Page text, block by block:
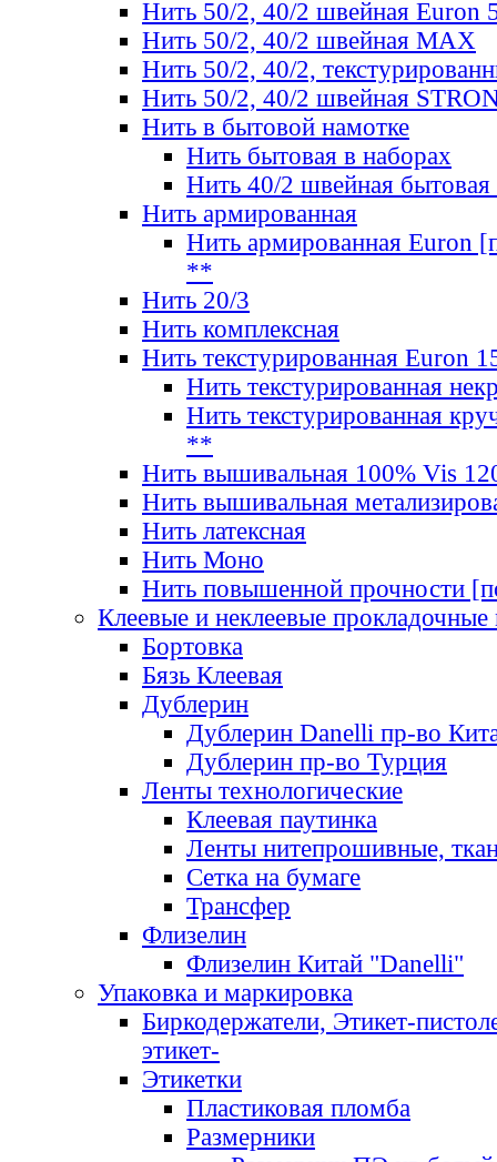
Нить 50/2, 40/2 швейная Euron
Нить 50/2, 40/2 швейная МАХ
Нить 50/2, 40/2,
Нить 50/2, 40/2 швейная
Нить в бытовой намотке
Нить бытовая в наборах
Нить 40/2 швейная бытовая
Нить армированная
Нить армированная Euron
**
Нить 20/3
Нить комплексная
Нить текстурированная Euron
Нить текстурированная
Нить текстурированная
**
Нить вышивальная 100% Vis
Нить вышивальная
Нить латексная
Нить Моно
Нить повышенной прочности
Клеевые и неклеевые прокладочные
Бортовка
Бязь Клеевая
Дублерин
Дублерин Danelli пр-во
Дублерин пр-во Турция
Ленты технологические
Клеевая паутинка
Ленты нитепрошивные,
Сетка на бумаге
Трансфер
Флизелин
Флизелин Китай "Danelli"
Упаковка и маркировка
Биркодержатели, Этикет-
этикет-
Этикетки
Пластиковая пломба
Размерники